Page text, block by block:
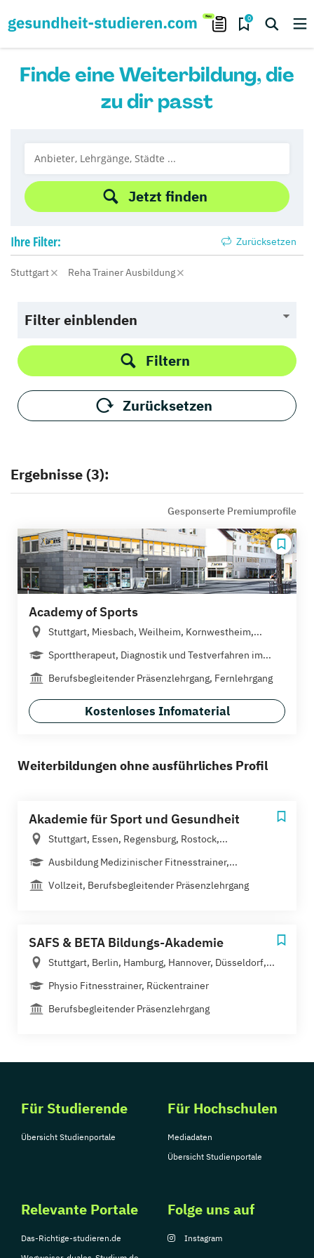
0
Finde eine Weiterbildung, die
zu dir passt
Jetzt finden
Ihre Filter: Zurücksetzen
Stuttgart Reha Trainer Ausbildung
Filter einblenden
Filtern
Zurücksetzen
Ergebnisse (3):
Gesponserte Premiumprofile
Academy of Sports
Stuttgart, Miesbach, Weilheim, Kornwestheim,...
Sporttherapeut, Diagnostik und Testverfahren im...
Berufsbegleitender Präsenzlehrgang, Fernlehrgang
Kostenloses Infomaterial
Weiterbildungen ohne ausführliches Profil
Akademie für Sport und Gesundheit
Stuttgart, Essen, Regensburg, Rostock,...
Ausbildung Medizinischer Fitnesstrainer,...
Vollzeit, Berufsbegleitender Präsenzlehrgang
SAFS & BETA Bildungs-Akademie
Stuttgart, Berlin, Hamburg, Hannover, Düsseldorf,...
Physio Fitnesstrainer, Rückentrainer
Berufsbegleitender Präsenzlehrgang
Für Studierende
Übersicht Studienportale
Für Hochschulen
Mediadaten
Übersicht Studienportale
Relevante Portale
Das-Richtige-studieren.de
Folge uns auf
Instagram